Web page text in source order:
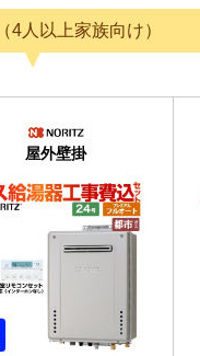
4人以上家族向け）
屋外壁掛